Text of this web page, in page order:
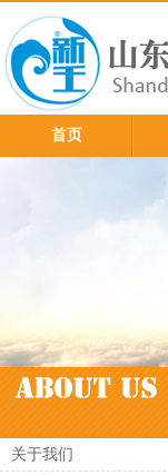
首页
关于我们